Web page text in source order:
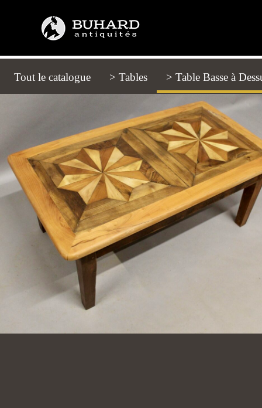
Tout le catalogue (current)
> Tables > Table Basse à